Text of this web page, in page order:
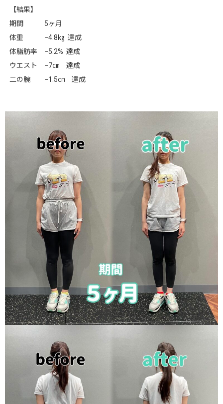
【結果】
期間 5ヶ月
体重 −4.8㎏ 達成
体脂肪率 −5.2% 達成
ウエスト −7㎝ 達成
二の腕 −1.5㎝ 達成